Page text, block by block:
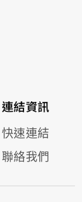
連結資訊
快速連結
聯絡我們